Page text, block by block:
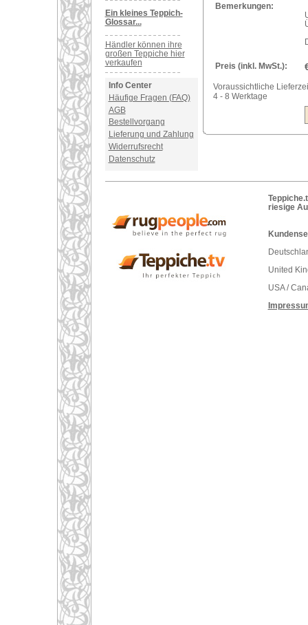
Ein kleines Teppich-
Glossar...
Händler können ihre
großen Teppiche hier
verkaufen
Info Center
Häufige Fragen (FAQ)
AGB
Bestellvorgang
Lieferung und Zahlung
Widerrufsrecht
Datenschutz
Bemerkungen:
Preis (inkl. MwSt.):
Voraussichtliche
4 - 8 Werktage
riesige
United
USA /